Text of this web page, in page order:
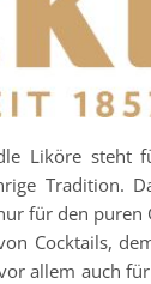
Liköre steht
Tradition.
für den puren
Cocktails,
allem auch